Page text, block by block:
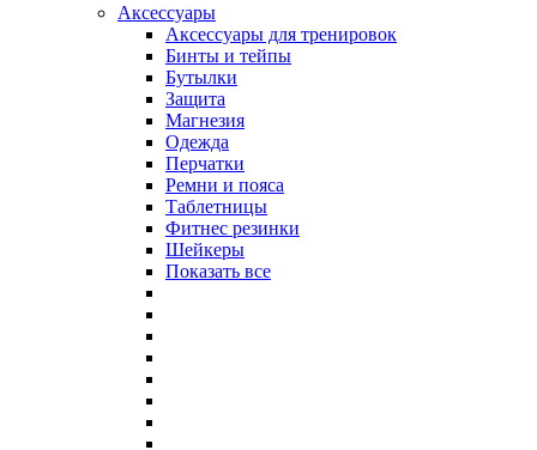
Аксессуары
Аксессуары для тренировок
Бинты и тейпы
Бутылки
Защита
Магнезия
Одежда
Перчатки
Ремни и пояса
Таблетницы
Фитнес резинки
Шейкеры
Показать все